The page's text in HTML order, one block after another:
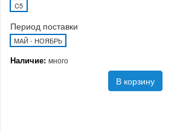
C5
Период поставки
МАЙ - НОЯБРЬ
Наличие: много
В корзину